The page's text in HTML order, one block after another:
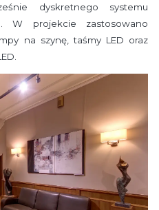
dyskretnego systemu
W projekcie zastosowano
na szynę, taśmy LED oraz